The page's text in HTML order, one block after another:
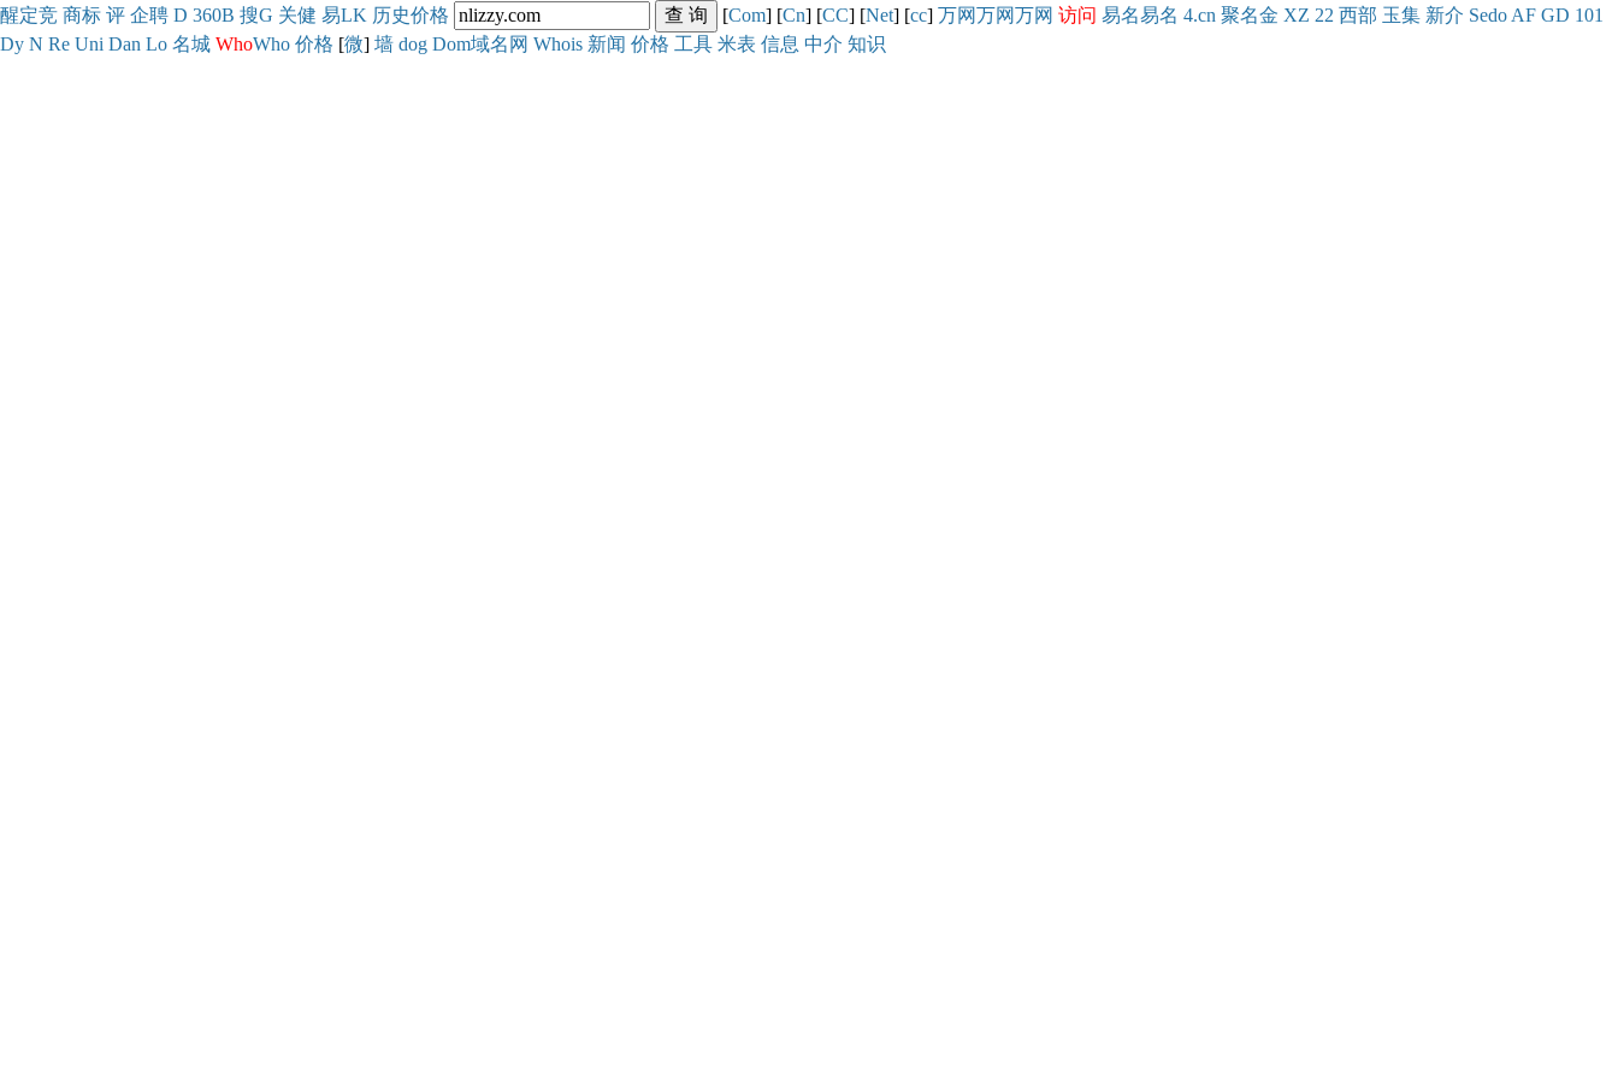
醒定竞 商标 评 企聘 D 360B 搜G 关健 易LK 历史价格 [Com] [Cn] [CC] [Net] [cc] 万网万网万网 访问 易名易名 4.cn 聚名金 XZ 22 西部 玉集 新介 Sedo AF GD 101
Dy N Re Uni Dan Lo 名城 WhoWho 价格 [微] 墙 dog Dom域名网 Whois 新闻 价格 工具 米表 信息 中介 知识